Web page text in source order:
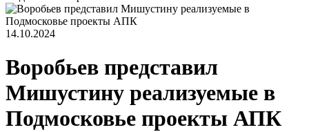
14.10.2024
Воробьев представил
Мишустину реализуемые в
Подмосковье проекты АПК